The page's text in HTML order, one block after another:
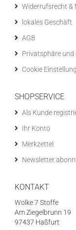
Widerrufsrecht &
lokales Geschäft
AGB
Privatsphäre und
Cookie
SHOPSERVICE
Als Kunde
Ihr Konto
Merkzettel
Newsletter
KONTAKT
Wolke 7 Stoffe
Am Ziegelbrunn 19
97437 Haßfurt